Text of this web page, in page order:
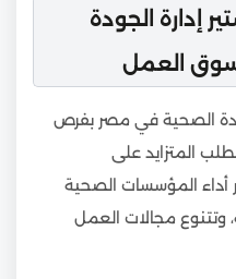
إدارة الجودة
العمل
الصحية في مصر بفرص
المتزايد على
أداء المؤسسات الصحية
مجالات العمل